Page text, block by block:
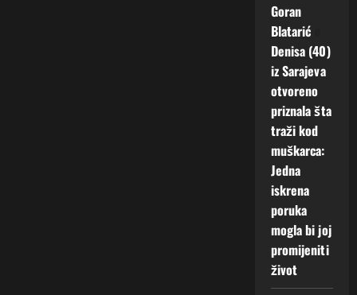
Goran
Blatarić
Denisa (40)
iz Sarajeva
otvoreno
priznala šta
traži kod
muškarca:
Jedna
iskrena
poruka
mogla bi joj
promijeniti
život